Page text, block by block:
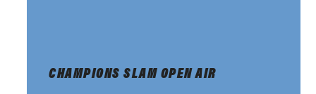
CHAMPIONS SLAM OPEN AIR